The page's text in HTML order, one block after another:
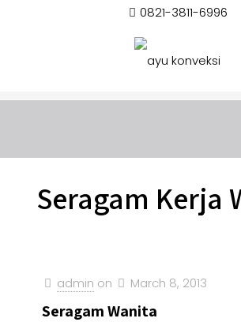
0821-3811-6996
Seragam Kerja
admin on March 8, 2013
Seragam Wanita